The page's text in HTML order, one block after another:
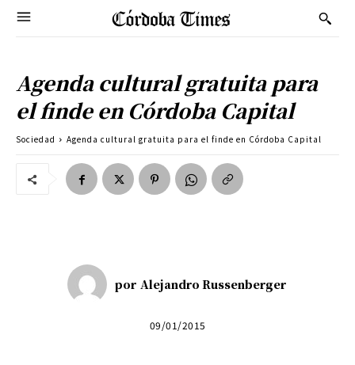
Agenda cultural gratuita para
el finde en Córdoba Capital
Sociedad Agenda cultural gratuita para el finde en Córdoba Capital
por Alejandro Russenberger
09/01/2015